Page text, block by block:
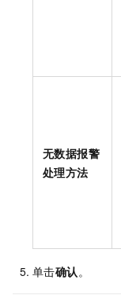
无数据报警
处理方法
单击确认。